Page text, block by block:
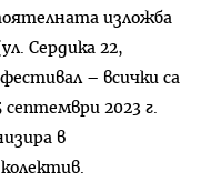
изложба
Сердика 22,
– всички са
2023 г.
в